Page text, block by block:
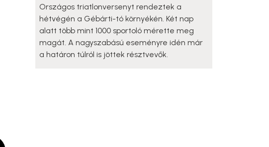
Országos triatlonversenyt rendeztek a
hétvégén a Gébárti-tó környékén. Két nap
alatt több mint 1000 sportoló mérette meg
magát. A nagyszabású eseményre idén már
a határon túlról is jöttek résztvevők.